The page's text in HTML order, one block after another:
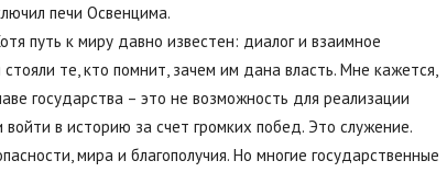
|
печи Освенцима.
путь к миру давно известен: диалог и взаимное
те, кто помнит, зачем им дана власть. Мне кажется,
государства – это не возможность для реализации
в историю за счет громких побед. Это служение.
мира и благополучия. Но многие государственные